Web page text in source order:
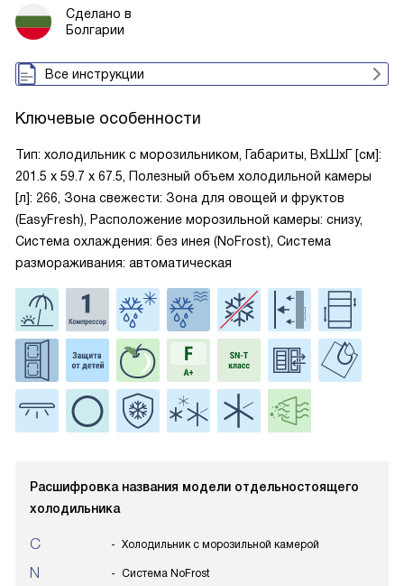
Сделано в
Болгарии
Все инструкции
Ключевые особенности
Тип: холодильник с морозильником, Габариты, ВxШxГ [см]:
201.5 х 59.7 х 67.5, Полезный объем холодильной камеры
[л]: 266, Зона свежести: Зона для овощей и фруктов
(EasyFresh), Расположение морозильной камеры: снизу,
Система охлаждения: без инея (NoFrost), Система
размораживания: автоматическая
Расшифровка названия модели отдельностоящего
холодильника
C Холодильник с морозильной камерой
N Система NoFrost